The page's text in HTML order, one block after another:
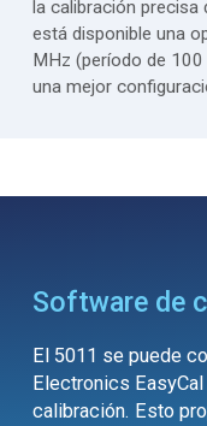
la calibración
está disponible una
MHz (período de
una mejor
Software de
El 5011 se puede
Electronics
calibración. Esto